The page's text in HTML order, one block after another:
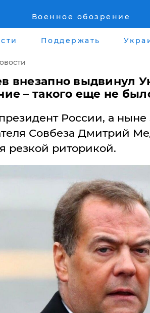
Военное обозрение
Города
Луганск
Киев
Харьков
Днепр
Одесса
Война на
"ЛНР"
Новости
Донбасс
Поддержать
внезапно выдвинул
– такого еще не
России, а ныне
Совбеза Дмитрий
резкой риторикой.